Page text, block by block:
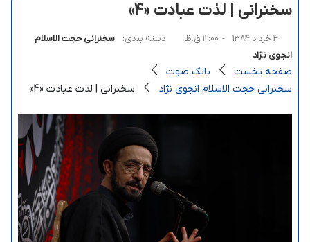
سخنرانی | لذت عبادت «4»
4 خرداد 1384 - 12:00 ق.ظ دسته بندی:
سخنرانی حجت الاسلام
انجوی نژاد
صفحه نخست
بانک صوت
سخنرانی حجت الاسلام انجوی نژاد
سخنرانی | لذت عبادت «4»